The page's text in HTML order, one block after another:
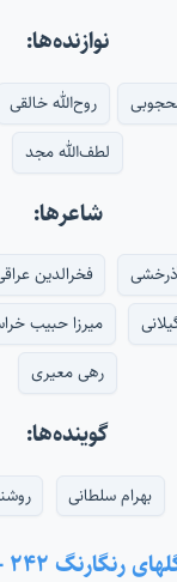
نوازنده‌ها:
روح‌الله خالقی
لطف‌الله مجد
شاعرها:
فخرالدین
میرزا حبیب
رهی معیری
گوینده‌ها:
بهرام سلطانی
رنگارنگ ۲۴۲ - شور